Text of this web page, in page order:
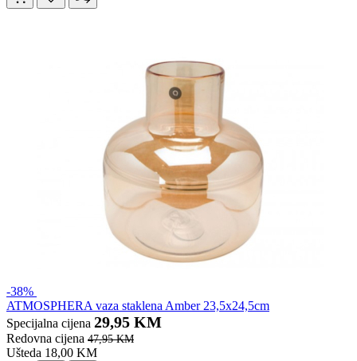
-38%
ATMOSPHERA vaza staklena Amber 23,5x24,5cm
Specijalna cijena 29,95 KM
Redovna cijena 47,95 KM
Ušteda 18,00 KM